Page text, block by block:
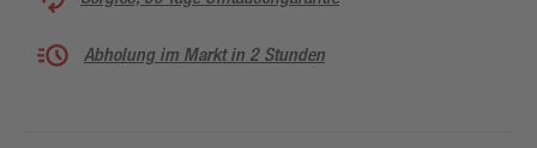
Abholung im Markt in 2 Stunden